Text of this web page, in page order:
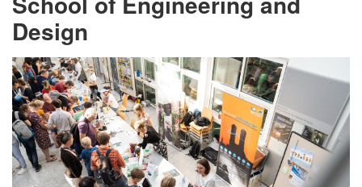
Design